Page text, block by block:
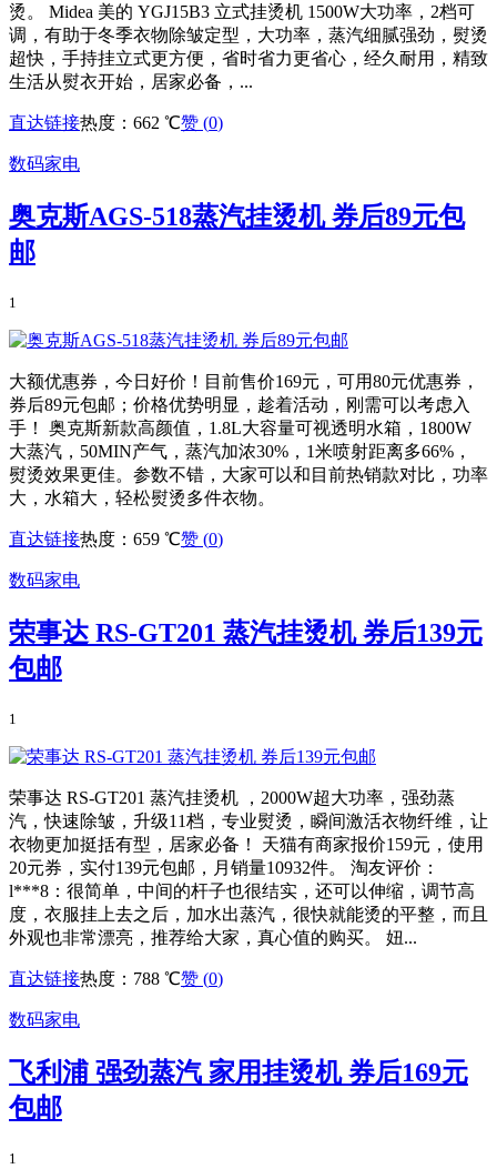
烫。 Midea 美的 YGJ15B3 立式挂烫机 1500W大功率，2档可
调，有助于冬季衣物除皱定型，大功率，蒸汽细腻强劲，熨烫
超快，手持挂立式更方便，省时省力更省心，经久耐用，精致
生活从熨衣开始，居家必备，...
直达链接热度：662 ℃赞 (0)
数码家电
奥克斯AGS-518蒸汽挂烫机 券后89元包
邮
1
大额优惠券，今日好价！目前售价169元，可用80元优惠券，
券后89元包邮；价格优势明显，趁着活动，刚需可以考虑入
手！ 奥克斯新款高颜值，1.8L大容量可视透明水箱，1800W
大蒸汽，50MIN产气，蒸汽加浓30%，1米喷射距离多66%，
熨烫效果更佳。参数不错，大家可以和目前热销款对比，功率
大，水箱大，轻松熨烫多件衣物。
直达链接热度：659 ℃赞 (0)
数码家电
荣事达 RS-GT201 蒸汽挂烫机 券后139元
包邮
1
荣事达 RS-GT201 蒸汽挂烫机 ，2000W超大功率，强劲蒸
汽，快速除皱，升级11档，专业熨烫，瞬间激活衣物纤维，让
衣物更加挺括有型，居家必备！ 天猫有商家报价159元，使用
20元券，实付139元包邮，月销量10932件。 淘友评价：
l***8：很简单，中间的杆子也很结实，还可以伸缩，调节高
度，衣服挂上去之后，加水出蒸汽，很快就能烫的平整，而且
外观也非常漂亮，推荐给大家，真心值的购买。 妞...
直达链接热度：788 ℃赞 (0)
数码家电
飞利浦 强劲蒸汽 家用挂烫机 券后169元
包邮
1